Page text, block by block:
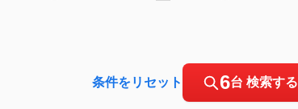
条件をリセット 6台 検索する